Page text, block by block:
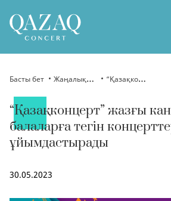
Басты бет Жаңалықтар “Қазақконцерт” жазғы каникулда балаларға тегін концерттер ұйымдастырады
“Қазақконцерт” жазғы
балаларға тегін
ұйымдастырады
30.05.2023